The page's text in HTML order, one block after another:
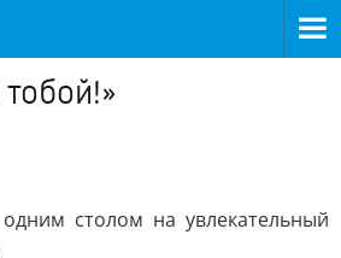
столом на увлекательный